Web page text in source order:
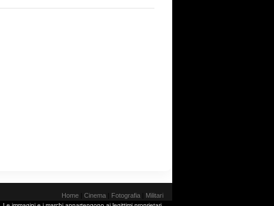
Home Cinema Fotografia Militari